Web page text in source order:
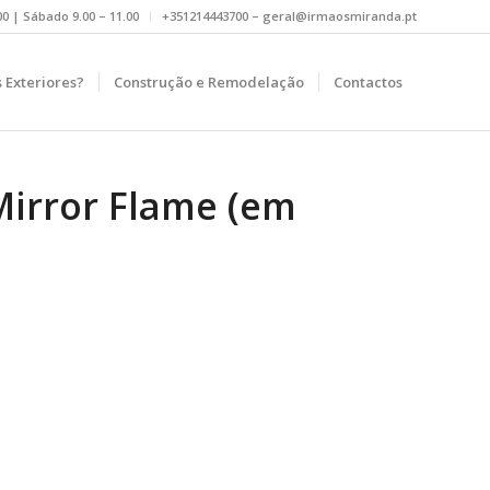
| Sábado 9.00 – 11.00 +351214443700 – geral@irmaosmiranda.pt
Exteriores? Construção e Remodelação Contactos
Flame (em